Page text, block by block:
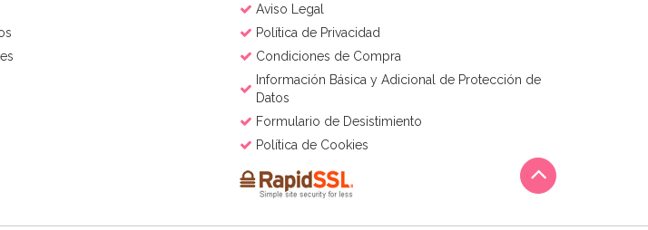
Aviso Legal
Política de Privacidad
Condiciones de Compra
Información Básica y Adicional de Protección de
Datos
Formulario de Desistimiento
Política de Cookies